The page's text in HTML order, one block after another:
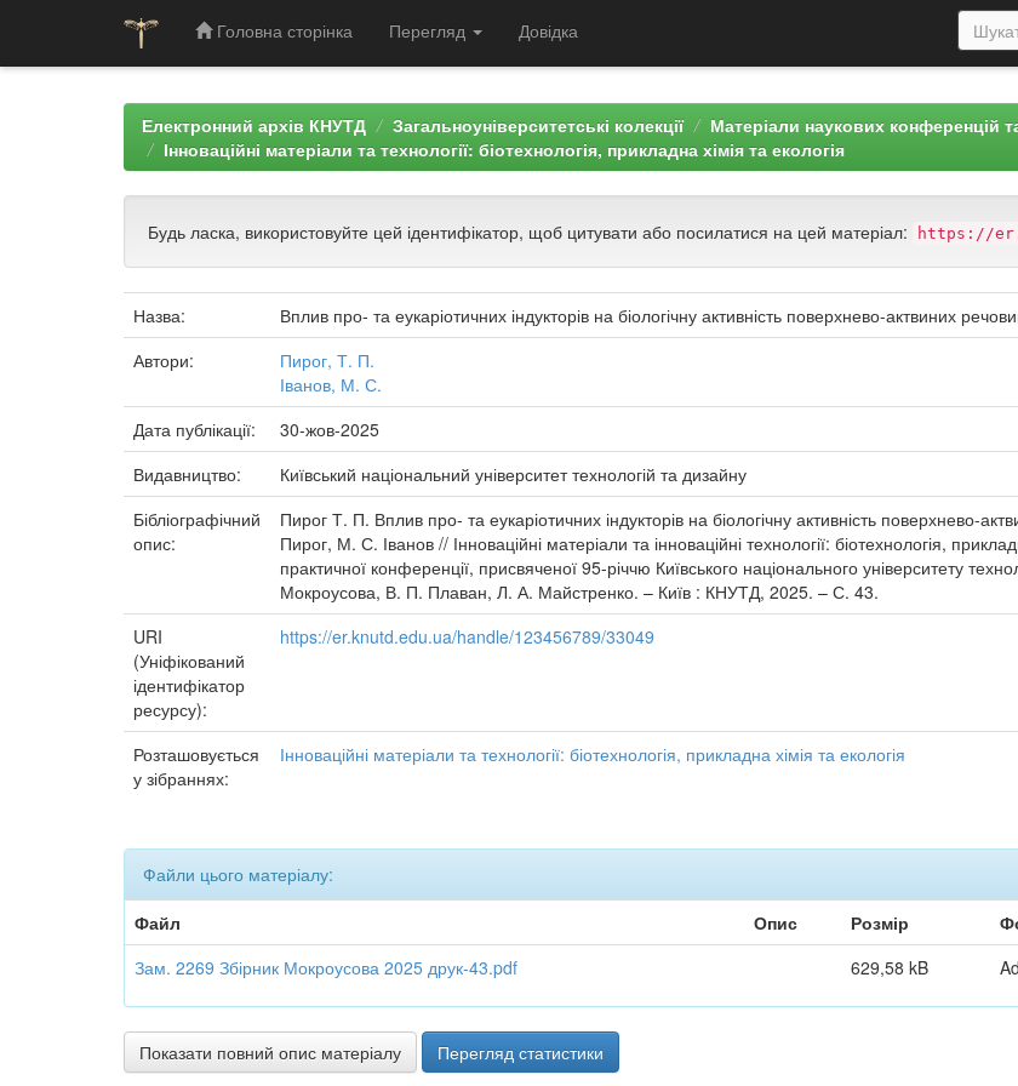
Головна сторінка Перегляд Довідка
Електронний архів КНУТД Загальноуніверситетські колекції Матеріали наукових конференцій
Інноваційні матеріали та технології: біотехнологія, прикладна хімія та екологія
Будь ласка, використовуйте цей ідентифікатор, щоб цитувати або посилатися на цей матеріал: https://
Назва:
Вплив про- та еукаріотичних індукторів на біологічну активність поверхнево-актвиних
Автори:
Пирог, Т. П.
Іванов, М. С.
Дата публікації:
30-жов-2025
Видавництво:
Київський національний університет технологій та дизайну
Бібліографічний
опис:
Пирог Т. П. Вплив про- та еукаріотичних індукторів на біологічну активність
Пирог, М. С. Іванов // Інноваційні матеріали та інноваційні технології: біотехнологія,
практичної конференції, присвяченої 95-річчю Київського національного університету
Мокроусова, В. П. Плаван, Л. А. Майстренко. – Київ : КНУТД, 2025. – С. 43.
URI
(Уніфікований
ідентифікатор
ресурсу):
https://er.knutd.edu.ua/handle/123456789/33049
Розташовується
у зібраннях:
Інноваційні матеріали та технології: біотехнологія, прикладна хімія та екологія
Файли цього матеріалу:
Файл
Опис Розмір
Зам. 2269 Збірник Мокроусова 2025 друк-43.pdf
629,58 kB
Показати повний опис матеріалу Перегляд статистики